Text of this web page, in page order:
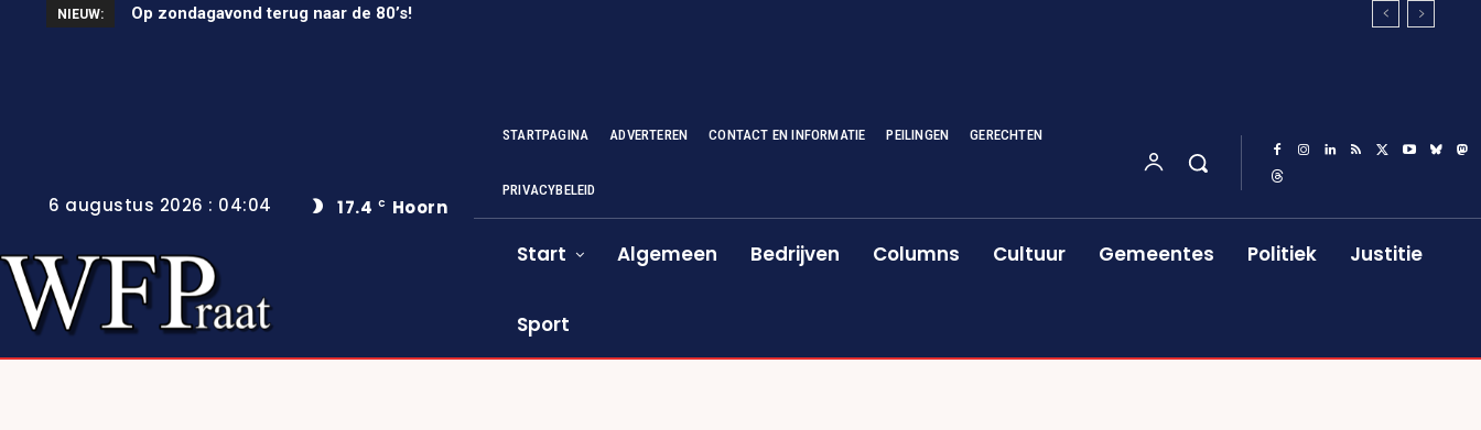
NIEUW: Op zondagavond terug naar de 80’s!
17.4 C Hoorn
6 augustus 2026 : 04:04
STARTPAGINA ADVERTEREN CONTACT EN INFORMATIE PEILINGEN GERECHTEN
PRIVACYBELEID
Start Algemeen Bedrijven Columns Cultuur Gemeentes Politiek Justitie
Sport